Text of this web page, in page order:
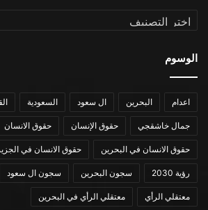
التصنيفات
الوسوم
اعدام البحرين ال سعود السعودية
جمال خاشقجي حقوق الإنسان حقوق الانسان
حقوق الانسان في البحرين حقوق الانسان في
رؤية 2030 سجون البحرين سجون ال سعود
معتقلي الرأي معتقلي الرأي في البحرين